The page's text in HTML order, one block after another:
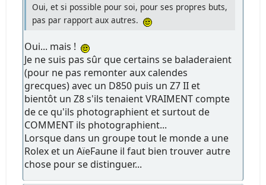
Oui, et si possible pour soi, pour ses propres buts,
pas par rapport aux autres.
Oui... mais !
Je ne suis pas sûr que certains se baladeraient
(pour ne pas remonter aux calendes
grecques) avec un D850 puis un Z7 II et
bientôt un Z8 s'ils tenaient VRAIMENT compte
de ce qu'ils photographient et surtout de
COMMENT ils photographient...
Lorsque dans un groupe tout le monde a une
Rolex et un AïeFaune il faut bien trouver autre
chose pour se distinguer...